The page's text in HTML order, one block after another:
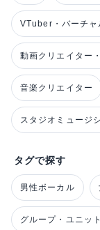
VTuber・バーチャ
動画クリエイター
音楽クリエイター
スタジオミュージ
タグで探す
男性ボーカル
グループ・ユニット